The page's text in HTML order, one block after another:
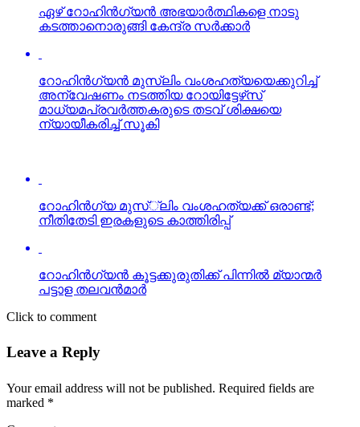
ഏഴ് റോഹിന്‍ഗ്യന്‍ അഭയാര്‍ത്ഥികളെ നാടു
കടത്താനൊരുങ്ങി കേന്ദ്ര സര്‍ക്കാര്‍
റോഹിന്‍ഗ്യന്‍ മുസ്‌ലിം വംശഹത്യയെക്കുറിച്ച്
അന്വേഷണം നടത്തിയ റോയിട്ടേഴ്‌സ്
മാധ്യമപ്രവര്‍ത്തകരുടെ തടവ് ശിക്ഷയെ
ന്യായീകരിച്ച് സൂകി
Click to comment
Leave a Reply
Your email address will not be published.
Comment